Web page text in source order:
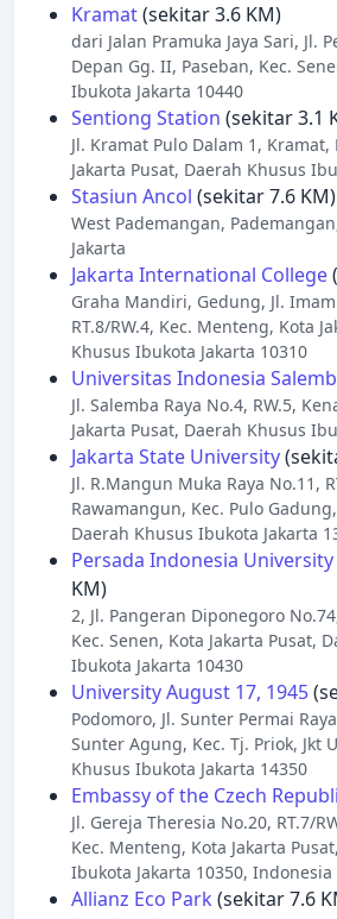
Kramat(sekitar 3.6 KM)
dari Jalan Pramuka Jaya Sari, Jl.
Depan Gg. II, Paseban, Kec.
Ibukota Jakarta 10440
Sentiong Station (sekitar 3.1
Jl. Kramat Pulo Dalam 1, Kramat,
Jakarta Pusat, Daerah Khusus
Stasiun Ancol (sekitar 7.6 KM)
West Pademangan,
Jakarta
Jakarta International College
Graha Mandiri, Gedung, Jl.
RT.8/RW.4, Kec. Menteng, Kota
Khusus Ibukota Jakarta 10310
Universitas Indonesia
Jl. Salemba Raya No.4, RW.5,
Jakarta Pusat, Daerah Khusus
Jakarta State University
Jl. R.Mangun Muka Raya No.11,
Rawamangun, Kec. Pulo
Daerah Khusus Ibukota Jakarta
Persada Indonesia University
KM)
2, Jl. Pangeran Diponegoro
Kec. Senen, Kota Jakarta Pusat,
Ibukota Jakarta 10430
University August 17, 1945
Podomoro, Jl. Sunter Permai
Sunter Agung, Kec. Tj. Priok, Jkt
Khusus Ibukota Jakarta 14350
Embassy of the Czech
Jl. Gereja Theresia No.20, RT.7/
Kec. Menteng, Kota Jakarta
Ibukota Jakarta 10350, Indonesia
Allianz Eco Park (sekitar 7.6